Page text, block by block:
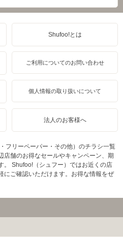
Shufoo!とは
ご利用についてのお問い合わせ
個人情報の取り扱いについて
法人のお客様へ
フリーペーパー・その他）のチラシ一覧
店舗のお得なセールやキャンペーン、期
。 Shufoo!（シュフー）ではお近くの店
にご確認いただけます。お得な情報をぜ